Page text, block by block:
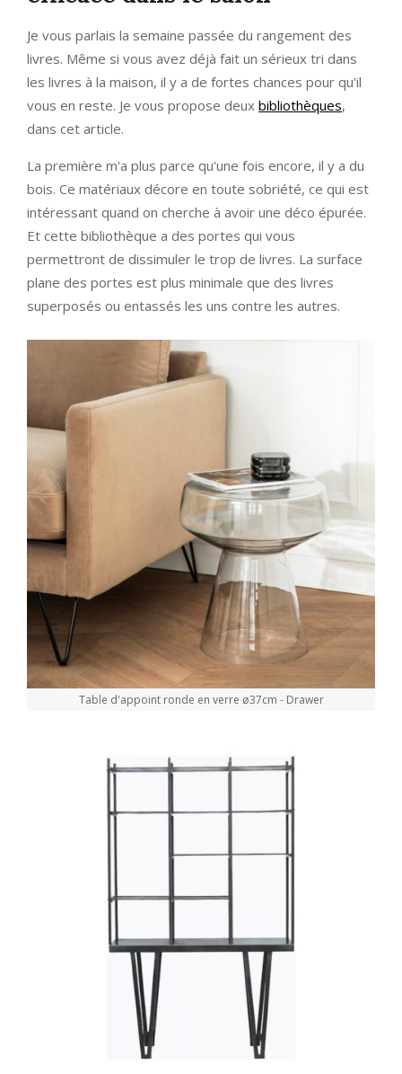
Je vous parlais la semaine passée du rangement des
livres. Même si vous avez déjà fait un sérieux tri dans
les livres à la maison, il y a de fortes chances pour qu'il
vous en reste. Je vous propose deux bibliothèques,
dans cet article.
La première m'a plus parce qu'une fois encore, il y a du
bois. Ce matériaux décore en toute sobriété, ce qui est
intéressant quand on cherche à avoir une déco épurée.
Et cette bibliothèque a des portes qui vous
permettront de dissimuler le trop de livres. La surface
plane des portes est plus minimale que des livres
superposés ou entassés les uns contre les autres.
Table d'appoint ronde en verre ø37cm - Drawer